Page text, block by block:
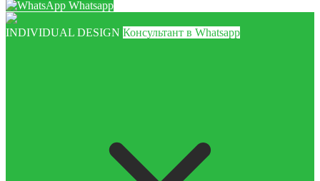
Whatsapp
INDIVIDUAL DESIGN Консультант в Whatsapp